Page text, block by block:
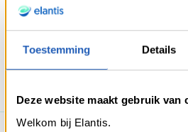
Toestemming Details
Deze website maakt gebruik van
Welkom bij Elantis.